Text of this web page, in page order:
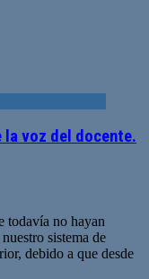
la voz del docente.
todavía no hayan
sistema de
debido a que desde